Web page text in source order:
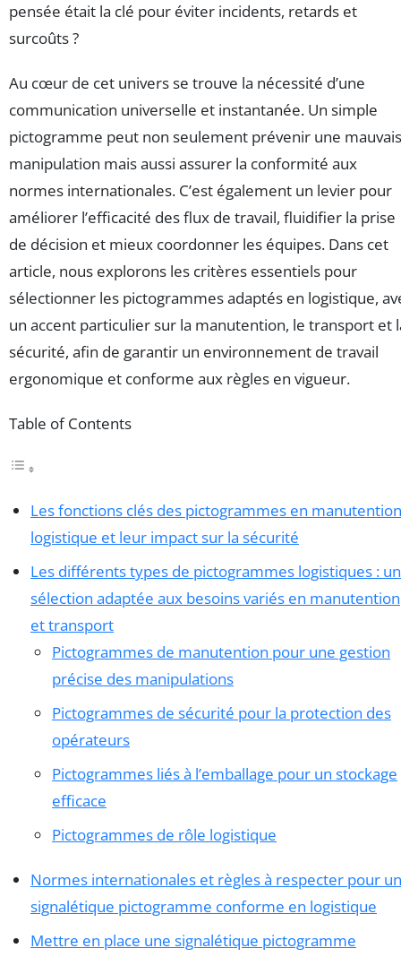
pensée était la clé pour éviter incidents, retards et
surcoûts ?
Au cœur de cet univers se trouve la nécessité d’une
communication universelle et instantanée. Un simple
pictogramme peut non seulement prévenir une
manipulation mais aussi assurer la conformité aux
normes internationales. C’est également un levier pour
améliorer l’efficacité des flux de travail, fluidifier la prise
de décision et mieux coordonner les équipes. Dans cet
article, nous explorons les critères essentiels pour
sélectionner les pictogrammes adaptés en logistique,
un accent particulier sur la manutention, le transport et
sécurité, afin de garantir un environnement de travail
ergonomique et conforme aux règles en vigueur.
Table of Contents
Les fonctions clés des pictogrammes en manutention
logistique et leur impact sur la sécurité
Les différents types de pictogrammes logistiques :
sélection adaptée aux besoins variés en manutention
et transport
Pictogrammes de manutention pour une gestion
précise des manipulations
Pictogrammes de sécurité pour la protection des
opérateurs
Pictogrammes liés à l’emballage pour un stockage
efficace
Pictogrammes de rôle logistique
Normes internationales et règles à respecter pour
signalétique pictogramme conforme en logistique
Mettre en place une signalétique pictogramme